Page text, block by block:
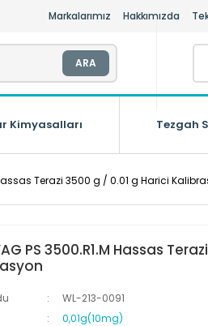
Markalarımız Hakkımızda
ARA
Kimyasalları Tezgah
Terazi 3500 g / 0.01 g Harici
PS 3500.R1.M Hassas
WL-213-0091
0,01g(10mg)